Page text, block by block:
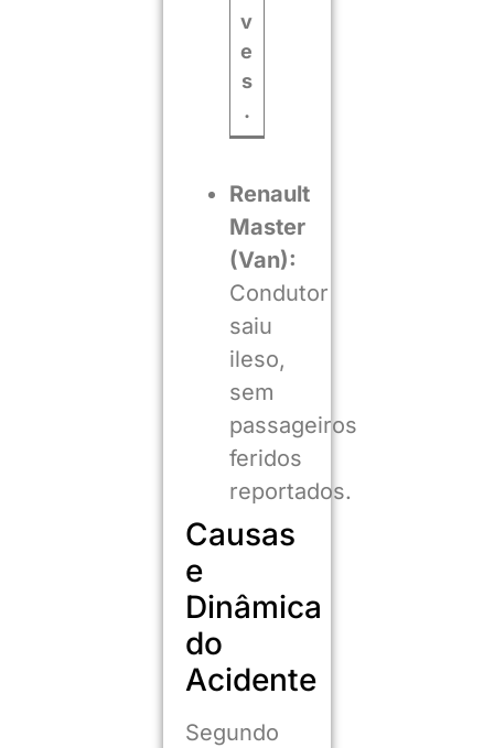
v
e
s
.
Renault
Master
(Van):
Condutor
saiu
ileso,
sem
passageiros
feridos
reportados.
Causas
e
Dinâmica
do
Acidente
Segundo